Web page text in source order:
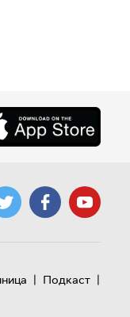
| Подкаст |